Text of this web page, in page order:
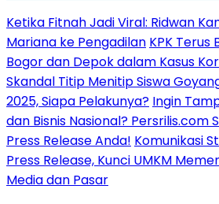
Ketika Fitnah Jadi Viral: Ridwan
Mariana ke Pengadilan KPK Terus
Bogor dan Depok dalam Kasus
Skandal Titip Menitip Siswa
2025, Siapa Pelakunya? Ingin
dan Bisnis Nasional? Persrilis.com
Press Release Anda! Komunikasi
Press Release, Kunci UMKM
Media dan Pasar